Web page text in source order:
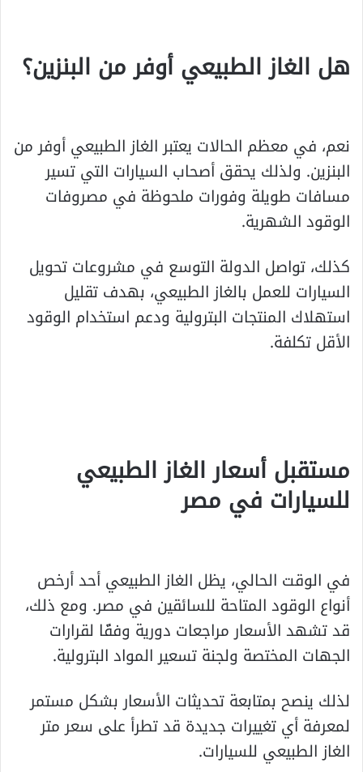
هل الغاز الطبيعي أوفر من البنزين؟
نعم، في معظم الحالات يعتبر الغاز الطبيعي أوفر من
البنزين. ولذلك يحقق أصحاب السيارات التي تسير
مسافات طويلة وفورات ملحوظة في مصروفات
الوقود الشهرية.
كذلك، تواصل الدولة التوسع في مشروعات تحويل
السيارات للعمل بالغاز الطبيعي، بهدف تقليل
استهلاك المنتجات البترولية ودعم استخدام الوقود
الأقل تكلفة.
مستقبل أسعار الغاز الطبيعي
للسيارات في مصر
في الوقت الحالي، يظل الغاز الطبيعي أحد أرخص
أنواع الوقود المتاحة للسائقين في مصر. ومع ذلك،
قد تشهد الأسعار مراجعات دورية وفقًا لقرارات
الجهات المختصة ولجنة تسعير المواد البترولية.
لذلك ينصح بمتابعة تحديثات الأسعار بشكل مستمر
لمعرفة أي تغييرات جديدة قد تطرأ على سعر متر
الغاز الطبيعي للسيارات.